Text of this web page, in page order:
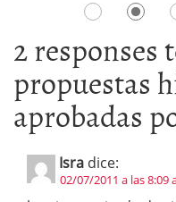
2 responses
propuestas
aprobadas
Isra dice:
02/07/2011 a las 8:09